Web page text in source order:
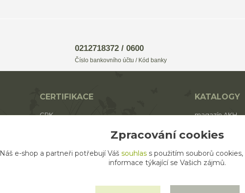
0212718372 / 0600
Číslo bankovního účtu / Kód banky
CERTIFIKACE
CPK
BIO produkt ECO zemědělství
KATALOGY
magazín AKH
katalog AKH
katalog
Zpracování cookies
Náš e-shop a partneři potřebují Váš souhlass použitím souborů
informace týkající se Vašich zájmů.